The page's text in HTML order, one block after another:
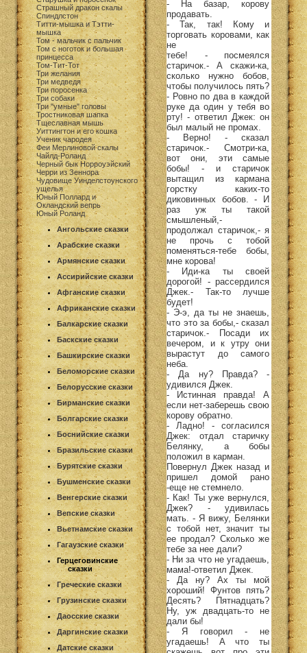
Страшный дракон скалы
Спиндлстон
Титти-мышка и Тэтти-
мышка
Том - мальчик с пальчик
Том с ноготок и большая
принцесса
Том-Тит-Тот
Три желания
Три медведя
Три поросенка
Три собаки
Три "умные" головы
Тростниковая шапка
Тщеславная мышь
Уиттингтон и его кошка
Ученик чародея
Феи Мерлиновой скалы
Чайлд-Роланд
Черный бык Норроуэйский
Черри из Зеннора
Чудовище Уинделстоунского
ущелья
Юный Поллард и
Окландский вепрь
Юный Роланд
Ангольские сказки
Арабские сказки
Армянские сказки
Ассирийские сказки
Афганские сказки
Африканские сказки
Балкарские сказки
Баскские сказки
Башкирские сказки
Беломорские сказки
Белорусские сказки
Бирманские сказки
Болгарские сказки
Боснийские сказки
Бразильские сказки
Бурятские сказки
Бушменские сказки
Венгерские сказки
Вепские сказки
Вьетнамские сказки
Гагаузские сказки
Герцеговинские
сказки
Греческие сказки
Грузинские сказки
Даосские сказки
Даргинские сказки
Датские сказки
- На базар, корову
продавать.
- Так, так! Кому и
торговать коровами, как
не
тебе! - посмеялся
старичок.- А скажи-ка,
сколько нужно бобов,
чтобы получилось пять?
- Ровно по два в каждой
руке да один у тебя во
рту! - ответил Джек: он
был малый не промах.
- Верно! - сказал
старичок.- Смотри-ка,
вот они, эти самые
бобы! - и старичок
вытащил из кармана
горстку каких-то
диковинных бобов. - И
раз уж ты такой
смышленый,-
продолжал старичок,- я
не прочь с тобой
поменяться-тебе бобы,
мне корова!
- Иди-ка ты своей
дорогой! - рассердился
Джек.- Так-то лучше
будет!
- Э-э, да ты не знаешь,
что это за бобы,- сказал
старичок.- Посади их
вечером, и к утру они
вырастут до самого
неба.
- Да ну? Правда? -
удивился Джек.
- Истинная правда! А
если нет-заберешь свою
корову обратно.
- Ладно! - согласился
Джек: отдал старичку
Белянку, а бобы
положил в карман.
Повернул Джек назад и
пришел домой рано
-еще не стемнело.
- Как! Ты уже вернулся,
Джек? - удивилась
мать. - Я вижу, Белянки
с тобой нет, значит ты
ее продал? Сколько же
тебе за нее дали?
- Ни за что не угадаешь,
мама!-ответил Джек.
- Да ну? Ах ты мой
хороший! Фунтов пять?
Десять? Пятнадцать?
Ну, уж двадцать-то не
дали бы!
- Я говорил - не
угадаешь! А что ты